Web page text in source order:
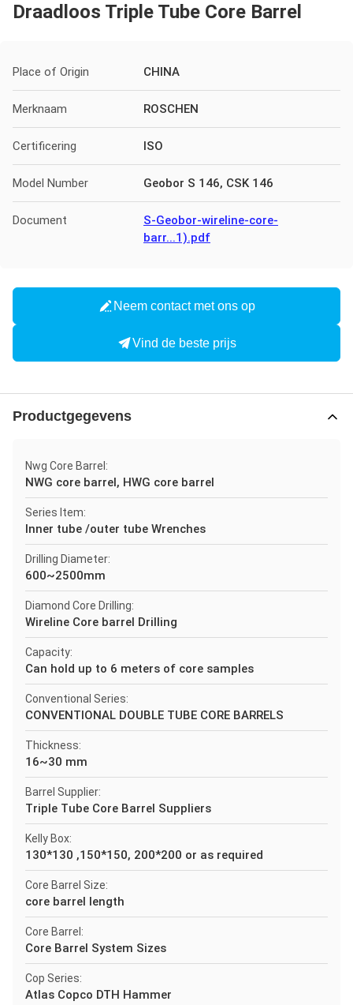
Draadloos Triple Tube Core Barrel
Place of Origin CHINA
Merknaam ROSCHEN
Certificering ISO
Model Number Geobor S 146, CSK 146
Document
S-Geobor-wireline-core-
barr...1).pdf
Neem contact met ons op
Vind de beste prijs
Productgegevens
Nwg Core Barrel:
NWG core barrel, HWG core barrel
Series Item:
Inner tube /outer tube Wrenches
Drilling Diameter:
600~2500mm
Diamond Core Drilling:
Wireline Core barrel Drilling
Capacity:
Can hold up to 6 meters of core samples
Conventional Series:
CONVENTIONAL DOUBLE TUBE CORE BARRELS
Thickness:
16~30 mm
Barrel Supplier:
Triple Tube Core Barrel Suppliers
Kelly Box:
130*130 ,150*150, 200*200 or as required
Core Barrel Size:
core barrel length
Core Barrel:
Core Barrel System Sizes
Cop Series:
Atlas Copco DTH Hammer